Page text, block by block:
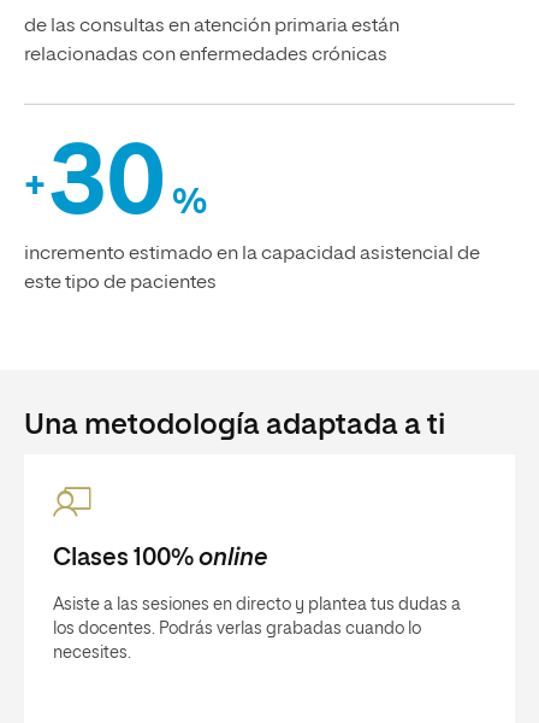
de las consultas en atención primaria están
relacionadas con enfermedades crónicas
+30 %
incremento estimado en la capacidad asistencial de
este tipo de pacientes
Una metodología adaptada a ti
Clases 100% online
Asiste a las sesiones en directo y plantea tus dudas a
los docentes. Podrás verlas grabadas cuando lo
necesites.